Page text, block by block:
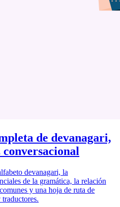
de devanagari,
devanagari, la
de la gramática, la relación
y una hoja de ruta de